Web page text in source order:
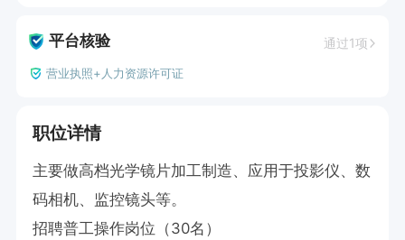
平台核验 通过1项
营业执照+人力资源许可证
职位详情
主要做高档光学镜片加工制造、应用于投影仪、数
码相机、监控镜头等。
招聘普工操作岗位（30名）